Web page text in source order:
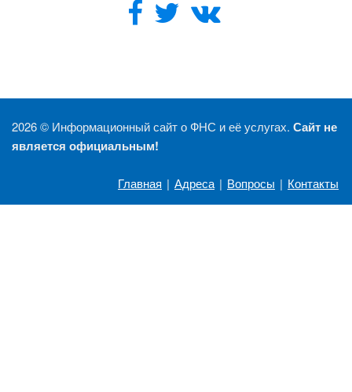
2026 © Информационный сайт о ФНС и её услугах. Сайт не
является официальным!
Главная | Адреса | Вопросы | Контакты